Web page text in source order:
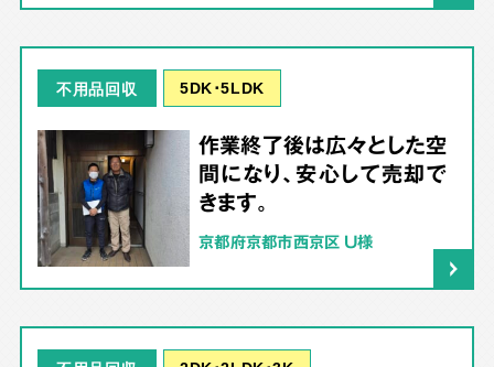
不用品回収 5DK･5LDK
作業終了後は広々とした空
間になり、安心して売却で
きます。
京都府京都市西京区 U様